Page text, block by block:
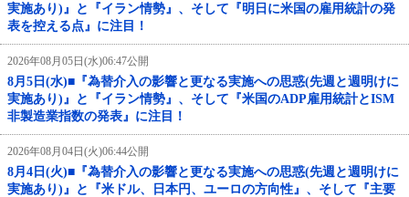
実施あり)』と『イラン情勢』、そして『明日に米国の雇用統計の発
表を控える点』に注目！
2026年08月05日(水)06:47公開
8月5日(水)■『為替介入の影響と更なる実施への思惑(先週と週明けに
実施あり)』と『イラン情勢』、そして『米国のADP雇用統計とISM
非製造業指数の発表』に注目！
2026年08月04日(火)06:44公開
8月4日(火)■『為替介入の影響と更なる実施への思惑(先週と週明けに
実施あり)』と『米ドル、日本円、ユーロの方向性』、そして『主要